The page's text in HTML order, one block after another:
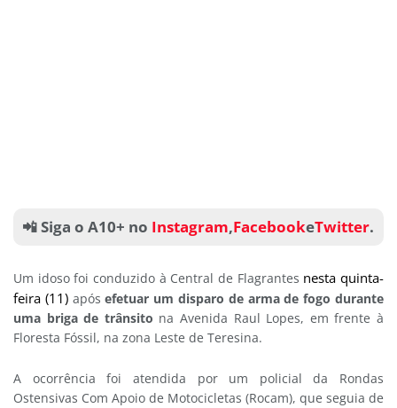
📲 Siga o A10+ no Instagram,FacebookeTwitter.
Um idoso foi conduzido à Central de Flagrantes nesta quinta-
feira (11) apósefetuar um disparo de arma de fogo durante
uma briga de trânsito na Avenida Raul Lopes, em frente à
Floresta Fóssil, na zona Leste de Teresina.
A ocorrência foi atendida por um policial da Rondas
Ostensivas Com Apoio de Motocicletas (Rocam), que seguia de